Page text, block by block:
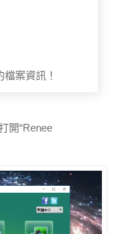
案資訊！
開“Renee